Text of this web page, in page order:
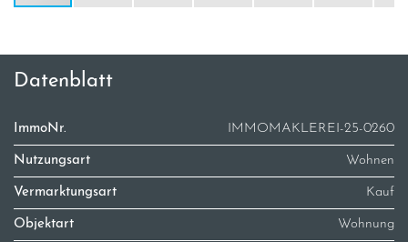
Datenblatt
ImmoNr. IMMOMAKLEREI-25-0260
Nutzungsart Wohnen
Vermarktungsart Kauf
Objektart Wohnung